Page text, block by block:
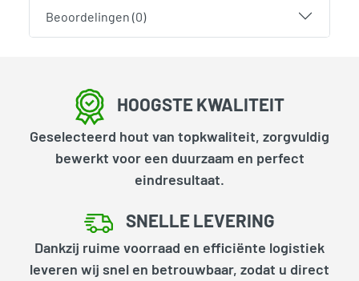
Beoordelingen (0)
HOOGSTE KWALITEIT
Geselecteerd hout van topkwaliteit, zorgvuldig
bewerkt voor een duurzaam en perfect
eindresultaat.
SNELLE LEVERING
Dankzij ruime voorraad en efficiënte logistiek
leveren wij snel en betrouwbaar, zodat u direct